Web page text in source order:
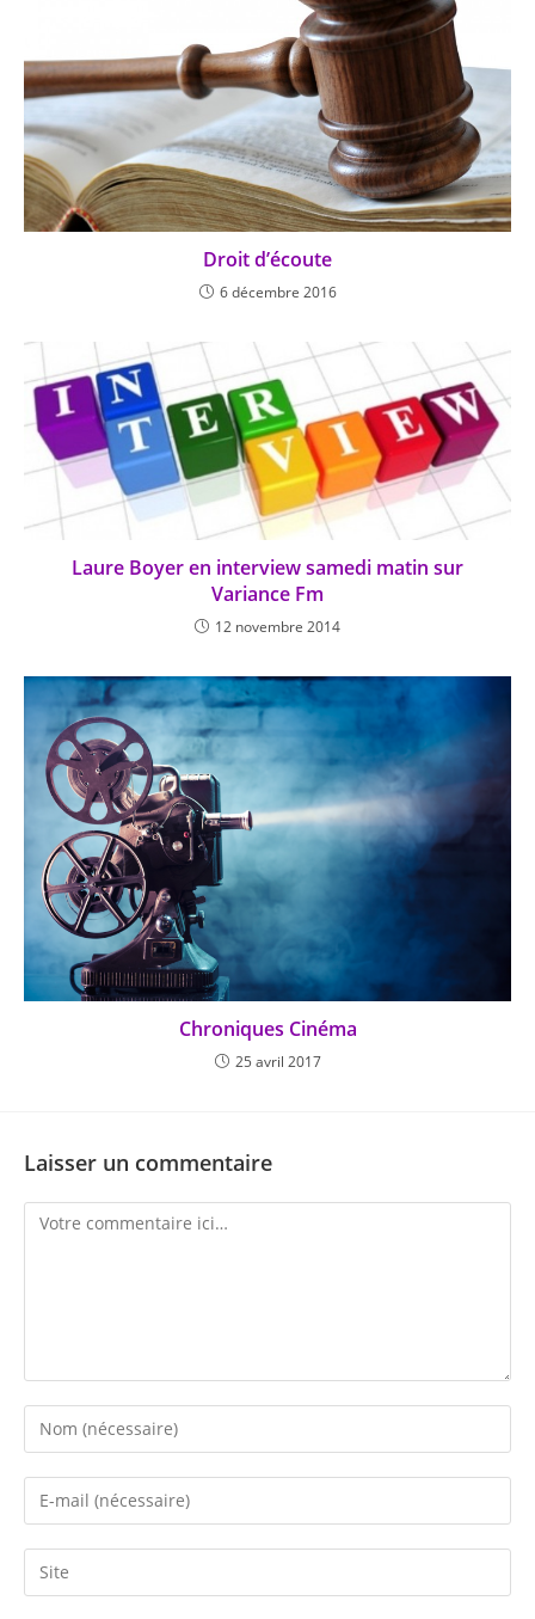
Droit d’écoute
6 décembre 2016
Laure Boyer en interview samedi matin sur
Variance Fm
12 novembre 2014
Chroniques Cinéma
25 avril 2017
Laisser un commentaire